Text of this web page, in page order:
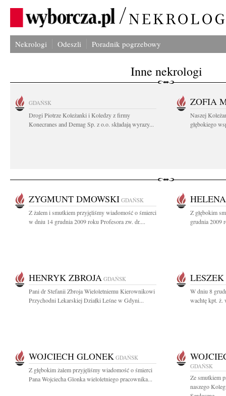
Nekrologi Odeszli Poradnik pogrzebowy
Inne nekrologi
GDAŃSK
Drogi Piotrze Koleżanki i Koledzy z firmy
Konecranes and Demag Sp. z o.o. składają wyrazy...
ZOFIA
Naszej
głębokiego
ZYGMUNT DMOWSKI GDAŃSK
Z żalem i smutkiem przyjęliśmy wiadomość o śmierci
w dniu 14 grudnia 2009 roku Profesora zw. dr....
Z głębokim
grudnia 2009
HENRYK ZBROJA GDAŃSK
Pani dr Stefanii Zbroja Wieloletniemu Kierownikowi
Przychodni Lekarskiej Działki Leśne w Gdyni...
W dniu 8
wachtę kpt. ż.
WOJCIECH GLONEK GDAŃSK
Z głębokim żalem przyjęliśmy wiadomość o śmierci
Pana Wojciecha Glonka wieloletniego pracownika...
GDAŃSK
Ze smutkiem
naszego